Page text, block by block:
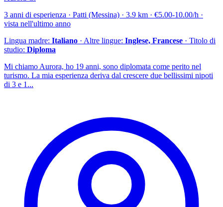
3 anni di esperienza · Patti (Messina) · 3.9 km · €5.00-10.00/h ·
vista nell'ultimo anno
Lingua madre: Italiano · Altre lingue: Inglese, Francese · Titolo di
studio: Diploma
Mi chiamo Aurora, ho 19 anni, sono diplomata come perito nel
turismo. La mia esperienza deriva dal crescere due bellissimi nipoti
di 3 e 1...